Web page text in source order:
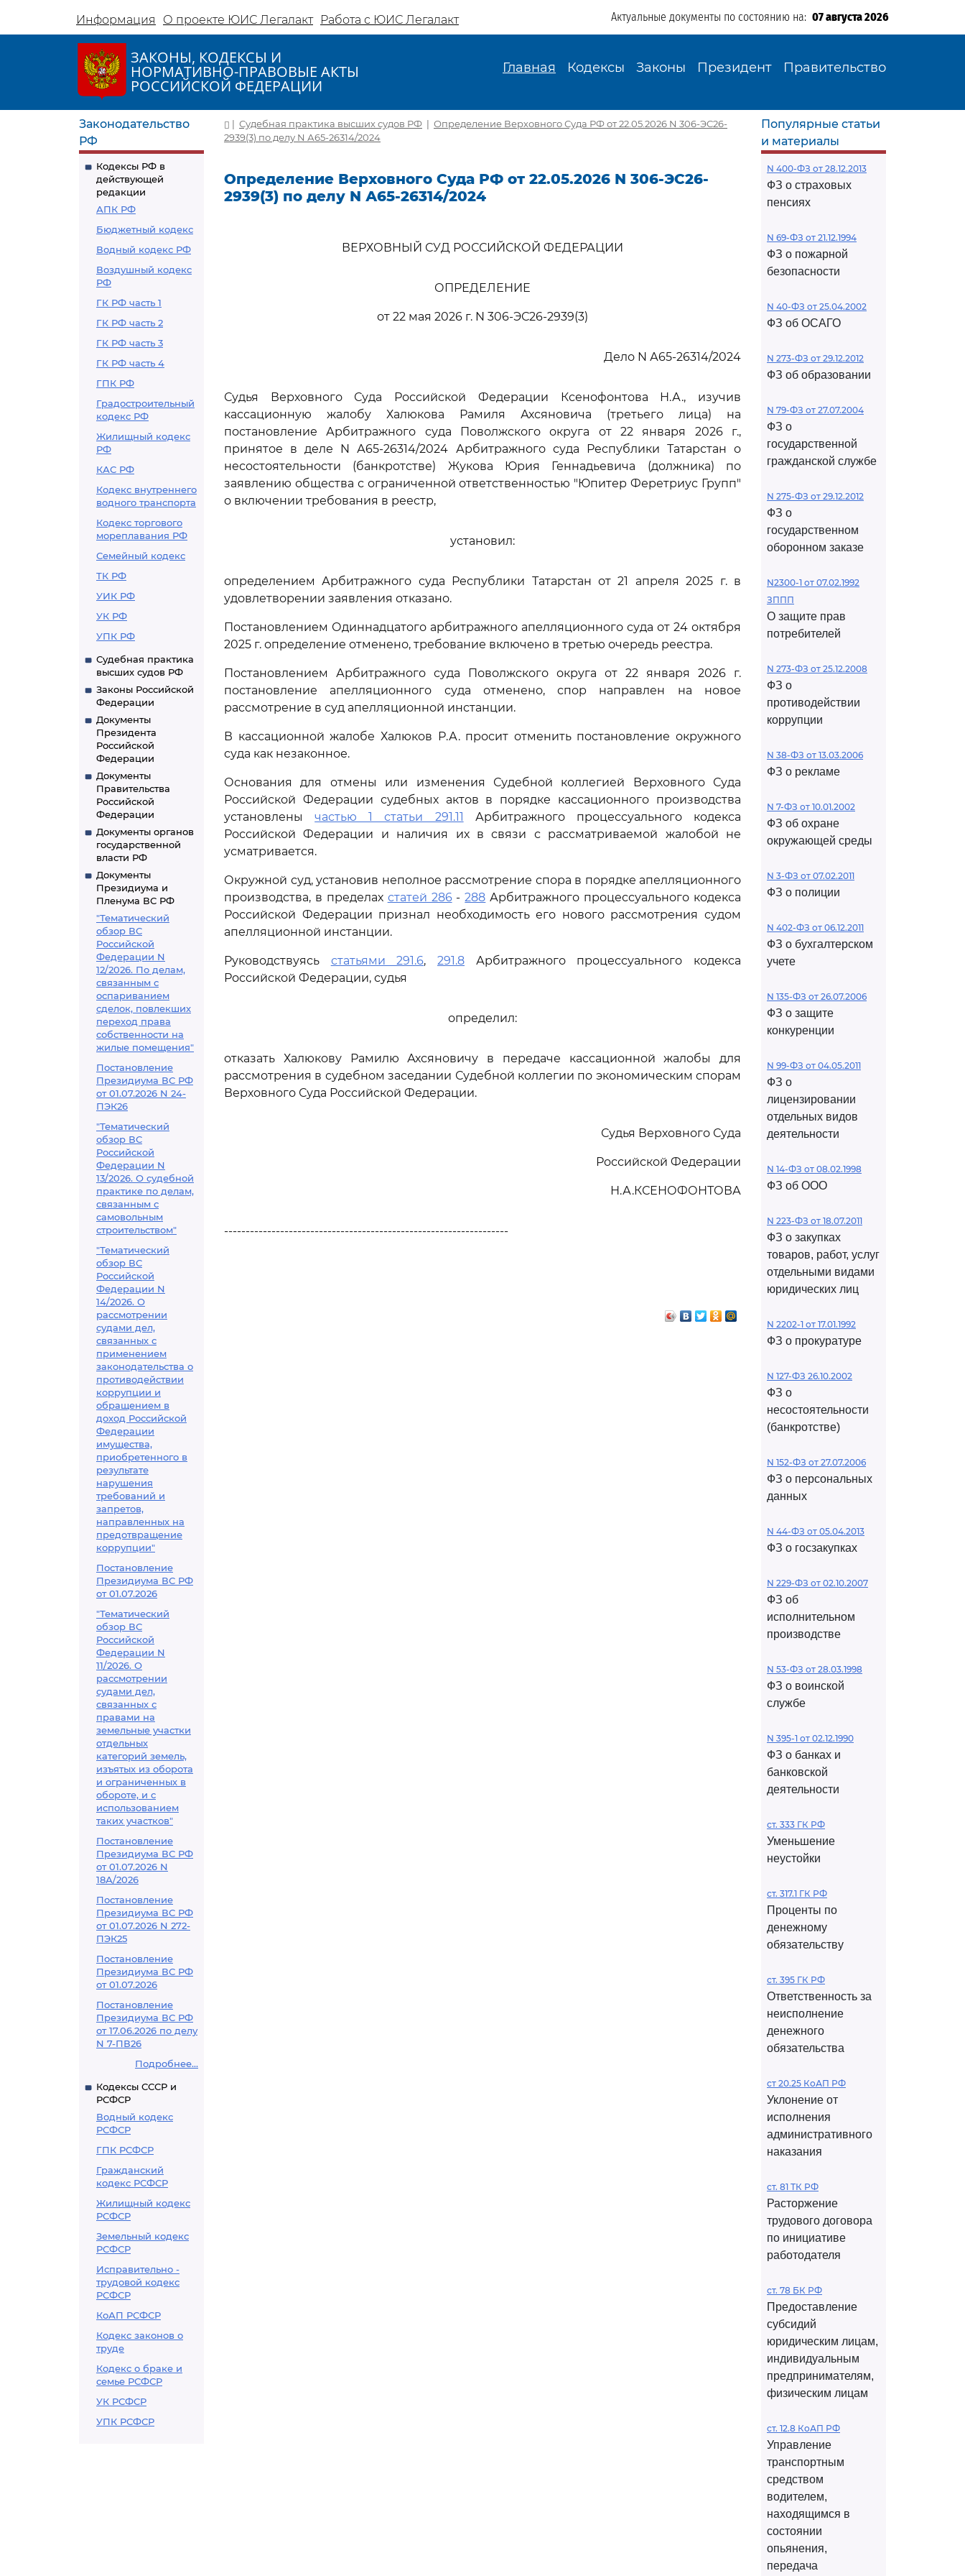
Информация О проекте ЮИС Легалакт Работа с ЮИС Легалакт Актуальные документы по состоянию на: 07 августа 2026
ЗАКОНЫ, КОДЕКСЫ И
НОРМАТИВНО-ПРАВОВЫЕ АКТЫ
РОССИЙСКОЙ ФЕДЕРАЦИИ
Главная Кодексы Законы Президент Правительство
Законодательство
РФ
Кодексы РФ в
действующей
редакции
АПК РФ
Бюджетный кодекс
Водный кодекс РФ
Воздушный кодекс
РФ
ГК РФ часть 1
ГК РФ часть 2
ГК РФ часть 3
ГК РФ часть 4
ГПК РФ
Градостроительный
кодекс РФ
Жилищный кодекс
РФ
КАС РФ
Кодекс внутреннего
водного транспорта
Кодекс торгового
мореплавания РФ
Семейный кодекс
ТК РФ
УИК РФ
УК РФ
УПК РФ
Судебная практика
высших судов РФ
Законы Российской
Федерации
Документы
Президента
Российской
Федерации
Документы
Правительства
Российской
Федерации
Документы органов
государственной
власти РФ
Документы
Президиума и
Пленума ВС РФ
"Тематический
обзор ВС
Российской
Федерации N
12/2026. По делам,
связанным с
оспариванием
сделок, повлекших
переход права
собственности на
жилые помещения"
Постановление
Президиума ВС РФ
от 01.07.2026 N 24-
ПЭК26
"Тематический
обзор ВС
Российской
Федерации N
13/2026. О судебной
практике по делам,
связанным с
самовольным
строительством"
"Тематический
обзор ВС
Российской
Федерации N
14/2026. О
рассмотрении
судами дел,
связанных с
применением
законодательства о
противодействии
коррупции и
обращением в
доход Российской
Федерации
имущества,
приобретенного в
результате
нарушения
требований и
запретов,
направленных на
предотвращение
коррупции"
Постановление
Президиума ВС РФ
от 01.07.2026
"Тематический
обзор ВС
Российской
Федерации N
11/2026. О
рассмотрении
судами дел,
связанных с
правами на
земельные участки
отдельных
категорий земель,
изъятых из оборота
и ограниченных в
обороте, и с
использованием
таких участков"
Постановление
Президиума ВС РФ
от 01.07.2026 N
18А/2026
Постановление
Президиума ВС РФ
от 01.07.2026 N 272-
ПЭК25
Постановление
Президиума ВС РФ
от 01.07.2026
Постановление
Президиума ВС РФ
от 17.06.2026 по делу
N 7-ПВ26
Подробнее...
Кодексы СССР и
РСФСР
Водный кодекс
РСФСР
ГПК РСФСР
Гражданский
кодекс РСФСР
Жилищный кодекс
РСФСР
Земельный кодекс
РСФСР
Исправительно -
трудовой кодекс
РСФСР
КоАП РСФСР
Кодекс законов о
труде
Кодекс о браке и
семье РСФСР
УК РСФСР
УПК РСФСР
| Судебная практика высших судов РФ | Определение Верховного Суда РФ от 22.05.2026 N 306-ЭС26-
2939(3) по делу N А65-26314/2024
Определение Верховного Суда РФ от 22.05.2026 N 306-ЭС26-
2939(3) по делу N А65-26314/2024
ВЕРХОВНЫЙ СУД РОССИЙСКОЙ ФЕДЕРАЦИИ
ОПРЕДЕЛЕНИЕ
от 22 мая 2026 г. N 306-ЭС26-2939(3)
Дело N А65-26314/2024
Судья Верховного Суда Российской Федерации Ксенофонтова Н.А., изучив
кассационную жалобу Халюкова Рамиля Ахсяновича (третьего лица) на
постановление Арбитражного суда Поволжского округа от 22 января 2026 г.,
принятое в деле N А65-26314/2024 Арбитражного суда Республики Татарстан о
несостоятельности (банкротстве) Жукова Юрия Геннадьевича (должника) по
заявлению общества с ограниченной ответственностью "Юпитер Феретриус Групп"
о включении требования в реестр,
установил:
определением Арбитражного суда Республики Татарстан от 21 апреля 2025 г. в
удовлетворении заявления отказано.
Постановлением Одиннадцатого арбитражного апелляционного суда от 24 октября
2025 г. определение отменено, требование включено в третью очередь реестра.
Постановлением Арбитражного суда Поволжского округа от 22 января 2026 г.
постановление апелляционного суда отменено, спор направлен на новое
рассмотрение в суд апелляционной инстанции.
В кассационной жалобе Халюков Р.А. просит отменить постановление окружного
суда как незаконное.
Основания для отмены или изменения Судебной коллегией Верховного Суда
Российской Федерации судебных актов в порядке кассационного производства
установленычастью 1 статьи 291.11 Арбитражного процессуального кодекса
Российской Федерации и наличия их в связи с рассматриваемой жалобой не
усматривается.
Окружной суд, установив неполное рассмотрение спора в порядке апелляционного
производства, в пределах статей 286-288 Арбитражного процессуального кодекса
Российской Федерации признал необходимость его нового рассмотрения судом
апелляционной инстанции.
Руководствуясь статьями 291.6,291.8 Арбитражного процессуального кодекса
Российской Федерации, судья
определил:
отказать Халюкову Рамилю Ахсяновичу в передаче кассационной жалобы для
рассмотрения в судебном заседании Судебной коллегии по экономическим спорам
Верховного Суда Российской Федерации.
Судья Верховного Суда
Российской Федерации
Н.А.КСЕНОФОНТОВА
------------------------------------------------------------------
Популярные статьи
и материалы
N 400-ФЗ от 28.12.2013
ФЗ о страховых
пенсиях
N 69-ФЗ от 21.12.1994
ФЗ о пожарной
безопасности
N 40-ФЗ от 25.04.2002
ФЗ об ОСАГО
N 273-ФЗ от 29.12.2012
ФЗ об образовании
N 79-ФЗ от 27.07.2004
ФЗ о
государственной
гражданской службе
N 275-ФЗ от 29.12.2012
ФЗ о
государственном
оборонном заказе
N2300-1 от 07.02.1992
ЗППП
О защите прав
потребителей
N 273-ФЗ от 25.12.2008
ФЗ о
противодействии
коррупции
N 38-ФЗ от 13.03.2006
ФЗ о рекламе
N 7-ФЗ от 10.01.2002
ФЗ об охране
окружающей среды
N 3-ФЗ от 07.02.2011
ФЗ о полиции
N 402-ФЗ от 06.12.2011
ФЗ о бухгалтерском
учете
N 135-ФЗ от 26.07.2006
ФЗ о защите
конкуренции
N 99-ФЗ от 04.05.2011
ФЗ о
лицензировании
отдельных видов
деятельности
N 14-ФЗ от 08.02.1998
ФЗ об ООО
N 223-ФЗ от 18.07.2011
ФЗ о закупках
товаров, работ, услуг
отдельными видами
юридических лиц
N 2202-1 от 17.01.1992
ФЗ о прокуратуре
N 127-ФЗ 26.10.2002
ФЗ о
несостоятельности
(банкротстве)
N 152-ФЗ от 27.07.2006
ФЗ о персональных
данных
N 44-ФЗ от 05.04.2013
ФЗ о госзакупках
N 229-ФЗ от 02.10.2007
ФЗ об
исполнительном
производстве
N 53-ФЗ от 28.03.1998
ФЗ о воинской
службе
N 395-1 от 02.12.1990
ФЗ о банках и
банковской
деятельности
ст. 333 ГК РФ
Уменьшение
неустойки
ст. 317.1 ГК РФ
Проценты по
денежному
обязательству
ст. 395 ГК РФ
Ответственность за
неисполнение
денежного
обязательства
ст 20.25 КоАП РФ
Уклонение от
исполнения
административного
наказания
ст. 81 ТК РФ
Расторжение
трудового договора
по инициативе
работодателя
ст. 78 БК РФ
Предоставление
субсидий
юридическим лицам,
индивидуальным
предпринимателям,
физическим лицам
ст. 12.8 КоАП РФ
Управление
транспортным
средством
водителем,
находящимся в
состоянии
опьянения,
передача